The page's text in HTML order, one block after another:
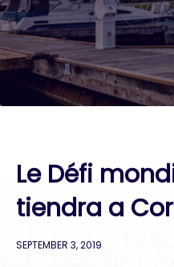
Le Défi
tiendra a
SEPTEMBER 3, 2019